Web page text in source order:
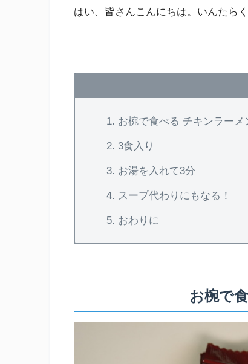
はい、皆さんこんにちは。いんたらく
お椀で食べる チキンラーメ
3食入り
お湯を入れて3分
スープ代わりにもなる！
おわりに
お椀で